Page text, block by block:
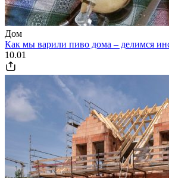
Дом
Как мы варили пиво дома – делимся
10.01